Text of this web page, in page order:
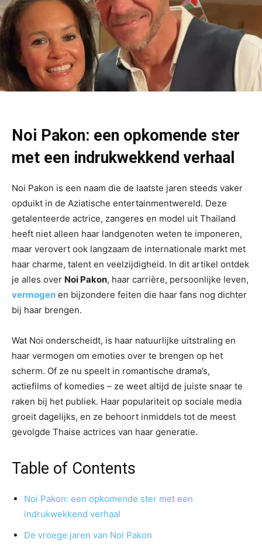
Noi Pakon: een opkomende ster
met een indrukwekkend verhaal
Noi Pakon is een naam die de laatste jaren steeds vaker
opduikt in de Aziatische entertainmentwereld. Deze
getalenteerde actrice, zangeres en model uit Thailand
heeft niet alleen haar landgenoten weten te imponeren,
maar verovert ook langzaam de internationale markt met
haar charme, talent en veelzijdigheid. In dit artikel ontdek
je alles over Noi Pakon, haar carrière, persoonlijke leven,
vermogen en bijzondere feiten die haar fans nog dichter
bij haar brengen.
Wat Noi onderscheidt, is haar natuurlijke uitstraling en
haar vermogen om emoties over te brengen op het
scherm. Of ze nu speelt in romantische drama’s,
actiefilms of komedies – ze weet altijd de juiste snaar te
raken bij het publiek. Haar populariteit op sociale media
groeit dagelijks, en ze behoort inmiddels tot de meest
gevolgde Thaise actrices van haar generatie.
Table of Contents
Noi Pakon: een opkomende ster met een
indrukwekkend verhaal
De vroege jaren van Noi Pakon